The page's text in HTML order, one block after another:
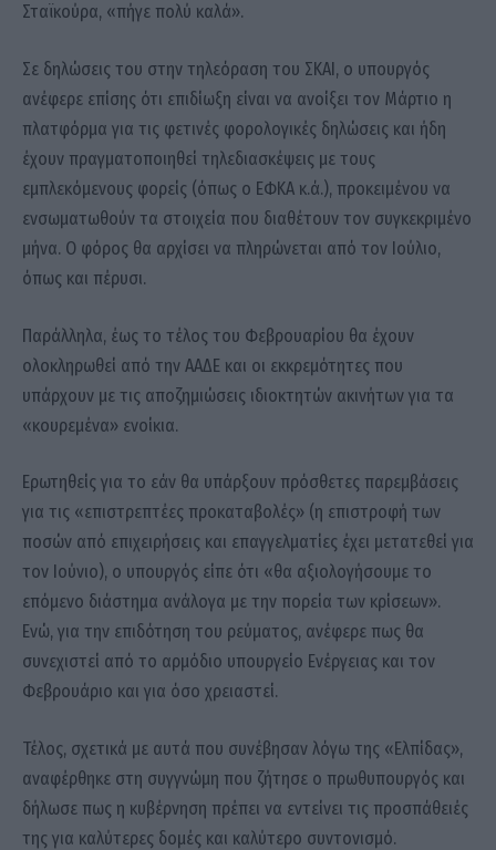
Σταϊκούρα, «πήγε πολύ καλά».
Σε δηλώσεις του στην τηλεόραση του ΣΚΑΙ, ο υπουργός
ανέφερε επίσης ότι επιδίωξη είναι να ανοίξει τον Μάρτιο η
πλατφόρμα για τις φετινές φορολογικές δηλώσεις και ήδη
έχουν πραγματοποιηθεί τηλεδιασκέψεις με τους
εμπλεκόμενους φορείς (όπως ο ΕΦΚΑ κ.ά.), προκειμένου να
ενσωματωθούν τα στοιχεία που διαθέτουν τον συγκεκριμένο
μήνα. Ο φόρος θα αρχίσει να πληρώνεται από τον Ιούλιο,
όπως και πέρυσι.
Παράλληλα, έως το τέλος του Φεβρουαρίου θα έχουν
ολοκληρωθεί από την ΑΑΔΕ και οι εκκρεμότητες που
υπάρχουν με τις αποζημιώσεις ιδιοκτητών ακινήτων για τα
«κουρεμένα» ενοίκια.
Ερωτηθείς για το εάν θα υπάρξουν πρόσθετες παρεμβάσεις
για τις «επιστρεπτέες προκαταβολές» (η επιστροφή των
ποσών από επιχειρήσεις και επαγγελματίες έχει μετατεθεί για
τον Ιούνιο), ο υπουργός είπε ότι «θα αξιολογήσουμε το
επόμενο διάστημα ανάλογα με την πορεία των κρίσεων».
Ενώ, για την επιδότηση του ρεύματος, ανέφερε πως θα
συνεχιστεί από το αρμόδιο υπουργείο Ενέργειας και τον
Φεβρουάριο και για όσο χρειαστεί.
Τέλος, σχετικά με αυτά που συνέβησαν λόγω της «Ελπίδας»,
αναφέρθηκε στη συγγνώμη που ζήτησε ο πρωθυπουργός και
δήλωσε πως η κυβέρνηση πρέπει να εντείνει τις προσπάθειές
της για καλύτερες δομές και καλύτερο συντονισμό.